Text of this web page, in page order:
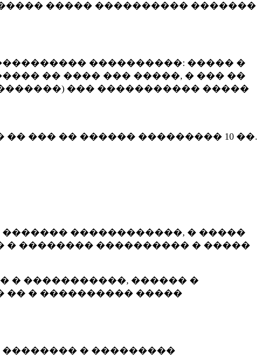
����� ���������� �������
����������: ����� �
�� ���� ��� �����, � ��� ��
��� ����������� �����
�� ��� �� ������ ��������� 10 ��.
������������, � �����
�������� ���������� � �����
� �����������, ������ �
�� � ���������� �����
� ���������